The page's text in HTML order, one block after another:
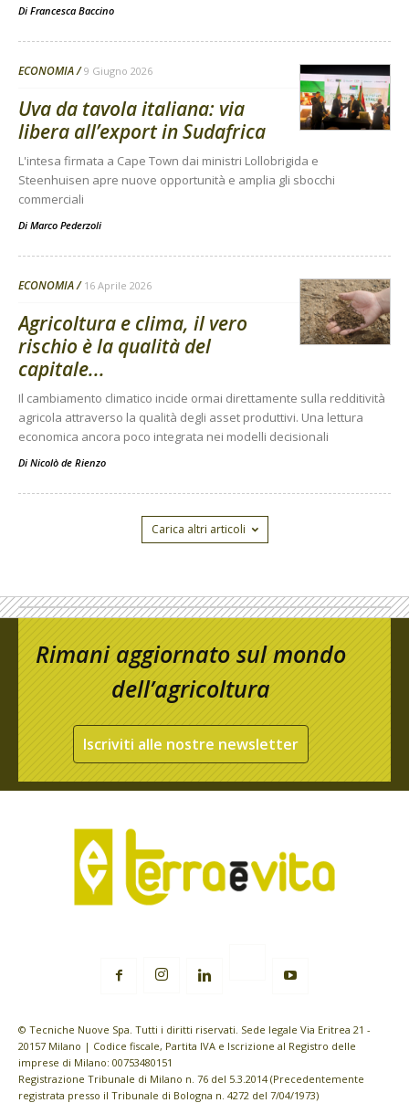
Di Francesca Baccino
ECONOMIA 9 Giugno 2026
Uva da tavola italiana: via
libera all’export in Sudafrica
L'intesa firmata a Cape Town dai ministri Lollobrigida e
Steenhuisen apre nuove opportunità e amplia gli sbocchi
commerciali
Di Marco Pederzoli
ECONOMIA 16 Aprile 2026
Agricoltura e clima, il vero
rischio è la qualità del
capitale...
Il cambiamento climatico incide ormai direttamente sulla redditività
agricola attraverso la qualità degli asset produttivi. Una lettura
economica ancora poco integrata nei modelli decisionali
Di Nicolò de Rienzo
Carica altri articoli
Rimani aggiornato sul mondo
dell’agricoltura
Iscriviti alle nostre newsletter
© Tecniche Nuove Spa. Tutti i diritti riservati. Sede legale Via Eritrea 21 -
20157 Milano | Codice fiscale, Partita IVA e Iscrizione al Registro delle
imprese di Milano: 00753480151
Registrazione Tribunale di Milano n. 76 del 5.3.2014 (Precedentemente
registrata presso il Tribunale di Bologna n. 4272 del 7/04/1973)